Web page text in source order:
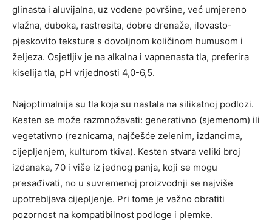
glinasta i aluvijalna, uz vodene površine, već umjereno
vlažna, duboka, rastresita, dobre drenaže, ilovasto-
pjeskovito teksture s dovoljnom količinom humusom i
željeza. Osjetljiv je na alkalna i vapnenasta tla, preferira
kiselija tla, pH vrijednosti 4,0-6,5.
Najoptimalnija su tla koja su nastala na silikatnoj podlozi.
Kesten se može razmnožavati: generativno (sjemenom) ili
vegetativno (reznicama, najčešće zelenim, izdancima,
cijepljenjem, kulturom tkiva). Kesten stvara veliki broj
izdanaka, 70 i više iz jednog panja, koji se mogu
presađivati, no u suvremenoj proizvodnji se najviše
upotrebljava cijepljenje. Pri tome je važno obratiti
pozornost na kompatibilnost podloge i plemke.